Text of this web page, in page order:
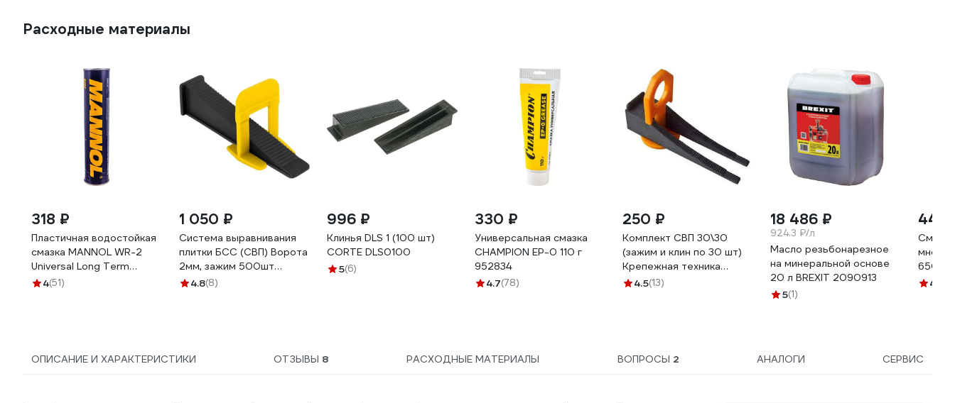
Расходные материалы
318 ₽
Пластичная водостойкая
смазка MANNOL WR-2
Universal Long Term
Grease 400 гр. 2144
4(51)
1 050 ₽
Система выравнивания
плитки БСС (СВП) Ворота
2мм, зажим 500шт
клинья 200шт
4.8(8)
996 ₽
Клинья DLS 1 (100 шт)
CORTE DLS0100
5(6)
330 ₽
Универсальная смазка
CHAMPION EP-0 110 г
952834
4.7(78)
250 ₽
Комплект СВП 30\30
(зажим и клин по 30 шт)
Крепежная техника
430924 БК
4.5(13)
18 486 ₽
924.3 ₽/л
Масло резьбонарезное
на минеральной основе
20 л BREXIT 2090913
5(1)
446
650
4.3
ОПИСАНИЕ И ХАРАКТЕРИСТИКИ ОТЗЫВЫ 8 РАСХОДНЫЕ МАТЕРИАЛЫ ВОПРОСЫ 2 АНАЛОГИ СЕРВИС